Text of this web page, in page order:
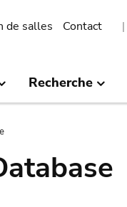
de salles Contact
Recherche